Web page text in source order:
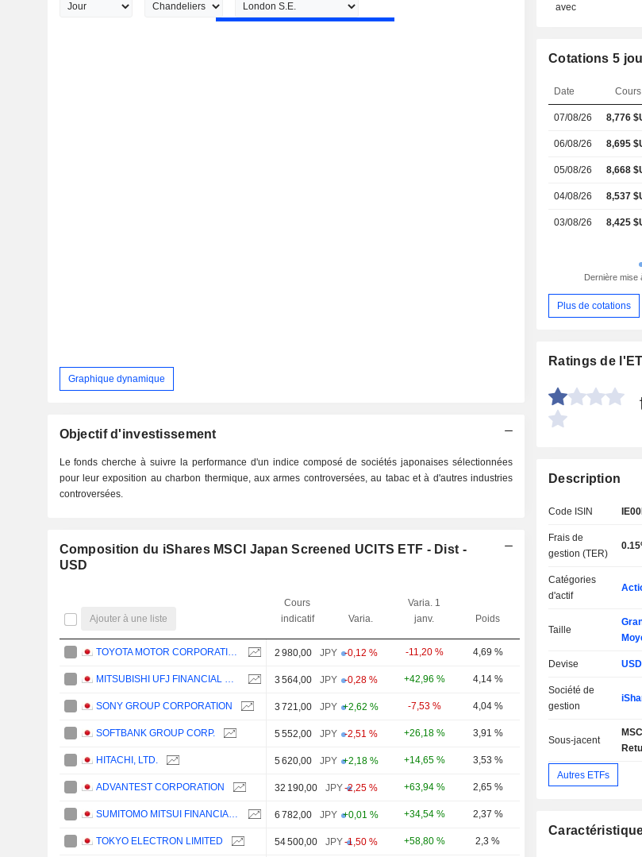
Graphique dynamique
Objectif d'investissement
Le fonds cherche à suivre la performance d'un indice composé de sociétés japonaises sélectionnées
pour leur exposition au charbon thermique, aux armes controversées, au tabac et à d'autres industries
controversées.
Composition du iShares MSCI Japan Screened UCITS ETF - Dist -
USD
Ajouter à une liste
Cours
indicatif
Varia.
Varia. 1
janv.
Poids
TOYOTA MOTOR CORPORATION 2 980,00 JPY -0,12 % -11,20 % 4,69 %
MITSUBISHI UFJ FINANCIAL GROUP, INC. 3 564,00 JPY -0,28 % +42,96 % 4,14 %
SONY GROUP CORPORATION 3 721,00 JPY +2,62 % -7,53 % 4,04 %
SOFTBANK GROUP CORP. 5 552,00 JPY -2,51 % +26,18 % 3,91 %
HITACHI, LTD. 5 620,00 JPY +2,18 % +14,65 % 3,53 %
ADVANTEST CORPORATION 32 190,00 JPY-2,25 % +63,94 % 2,65 %
SUMITOMO MITSUI FINANCIAL GROUP, INC. 6 782,00 JPY +0,01 % +34,54 % 2,37 %
TOKYO ELECTRON LIMITED 54 500,00 JPY-1,50 % +58,80 % 2,3 %
avec
Cotations 5
Date Cours
07/08/26 8,776
06/08/26 8,695
05/08/26 8,668
04/08/26 8,537
03/08/26 8,425
Dernière mise
Plus de cotations
Ratings de
Description
Code ISIN
Frais de
gestion (TER)
Catégories
d'actif
Taille
Devise USD
Société de
gestion
Sous-jacent
Autres ETFs